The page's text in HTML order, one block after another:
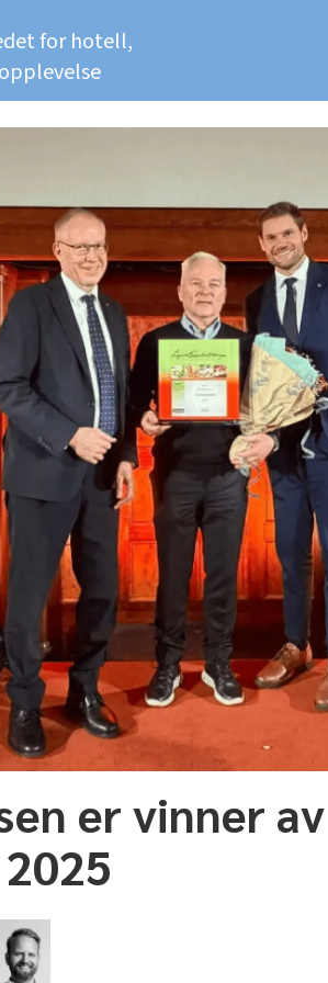
for hotell,
er vinner